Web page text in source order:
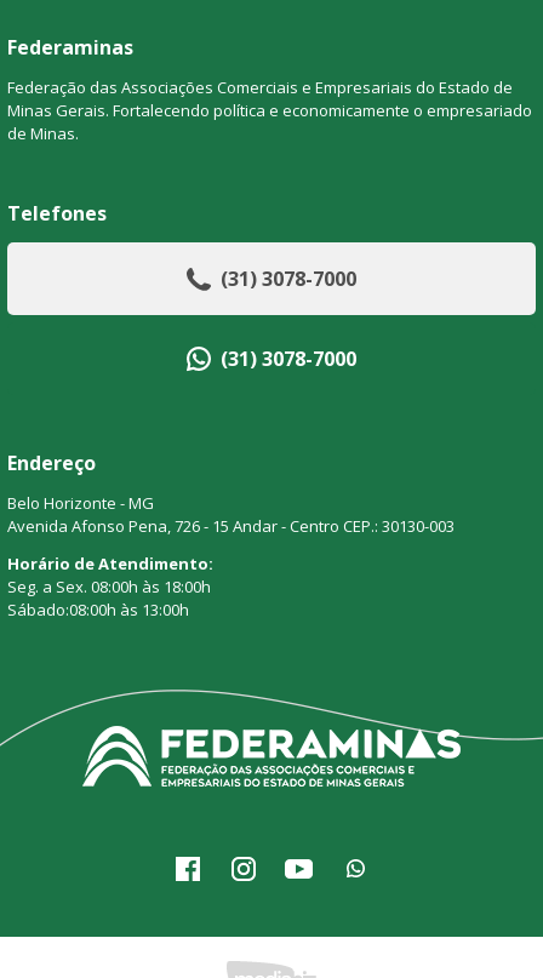
Federaminas
Federação das Associações Comerciais e Empresariais do Estado de
Minas Gerais. Fortalecendo política e economicamente o empresariado
de Minas.
Telefones
(31) 3078-7000
(31) 3078-7000
Endereço
Belo Horizonte - MG
Avenida Afonso Pena, 726 - 15 Andar - Centro CEP.: 30130-003
Horário de Atendimento:
Seg. a Sex. 08:00h às 18:00h
Sábado:08:00h às 13:00h